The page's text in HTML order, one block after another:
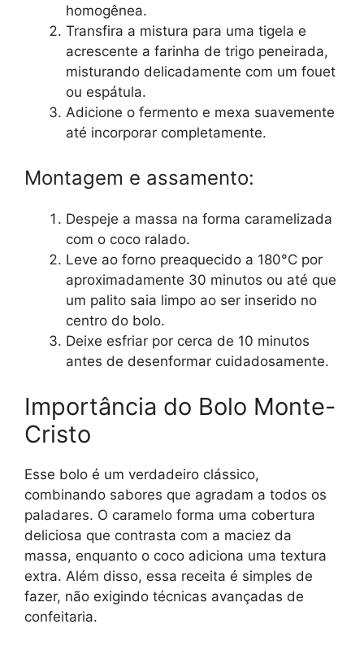
homogênea.
Transfira a mistura para uma tigela e
acrescente a farinha de trigo peneirada,
misturando delicadamente com um fouet
ou espátula.
Adicione o fermento e mexa suavemente
até incorporar completamente.
Montagem e assamento:
Despeje a massa na forma caramelizada
com o coco ralado.
Leve ao forno preaquecido a 180°C por
aproximadamente 30 minutos ou até que
um palito saia limpo ao ser inserido no
centro do bolo.
Deixe esfriar por cerca de 10 minutos
antes de desenformar cuidadosamente.
Importância do Bolo Monte-
Cristo
Esse bolo é um verdadeiro clássico,
combinando sabores que agradam a todos os
paladares. O caramelo forma uma cobertura
deliciosa que contrasta com a maciez da
massa, enquanto o coco adiciona uma textura
extra. Além disso, essa receita é simples de
fazer, não exigindo técnicas avançadas de
confeitaria.